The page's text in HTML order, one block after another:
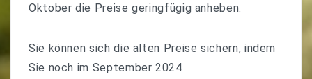
Oktober die Preise geringfügig anheben.
Sie können sich die alten Preise sichern, indem
Sie noch im September 2024